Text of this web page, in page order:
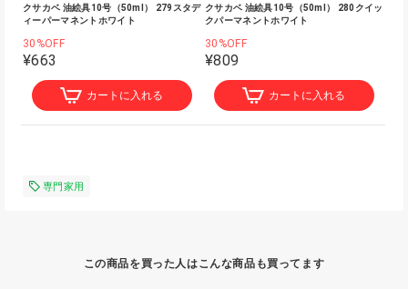
クサカベ 油絵具10号（50ml） 279スタデ
ィーパーマネントホワイト
30%OFF
¥663
カートに入れる
クサカベ 油絵具10号（50ml） 280クイッ
クパーマネントホワイト
30%OFF
¥809
カートに入れる
専門家用
この商品を買った人はこんな商品も買ってます